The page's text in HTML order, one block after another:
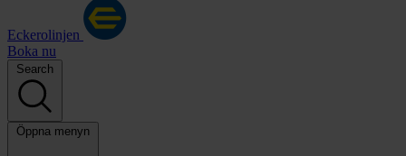
Eckerolinjen
Boka nu
Search
Öppna menyn